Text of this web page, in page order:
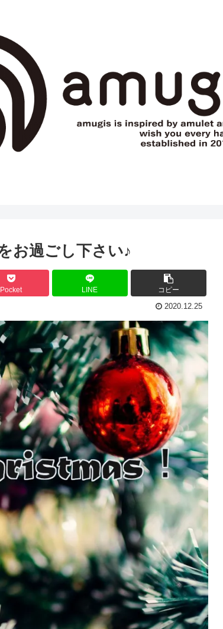
お過ごし下さい♪
Pocket LINE コピー
2020.12.25